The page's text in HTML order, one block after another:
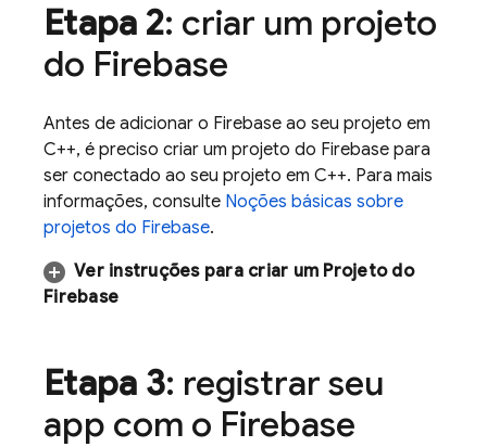
Etapa 2: criar um projeto
do Firebase
Antes de adicionar o Firebase ao seu projeto em
C++, é preciso criar um projeto do Firebase para
ser conectado ao seu projeto em C++. Para mais
informações, consulte Noções básicas sobre
projetos do Firebase.
Ver instruções para criar um Projeto do
Firebase
Etapa 3: registrar seu
app com o Firebase